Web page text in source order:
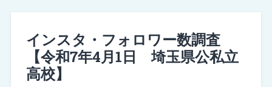
インスタ・フォロワー数調査
【令和7年4月1日 埼玉県公私立
高校】